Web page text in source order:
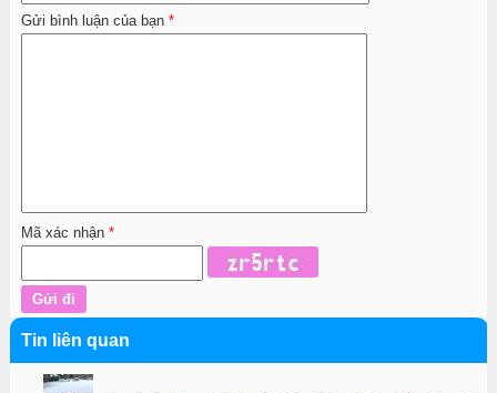
Gửi bình luận của bạn *
Mã xác nhận *
Tin liên quan